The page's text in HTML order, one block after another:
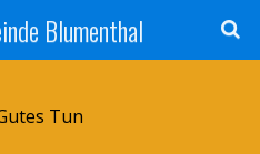
Blumenthal
Tun